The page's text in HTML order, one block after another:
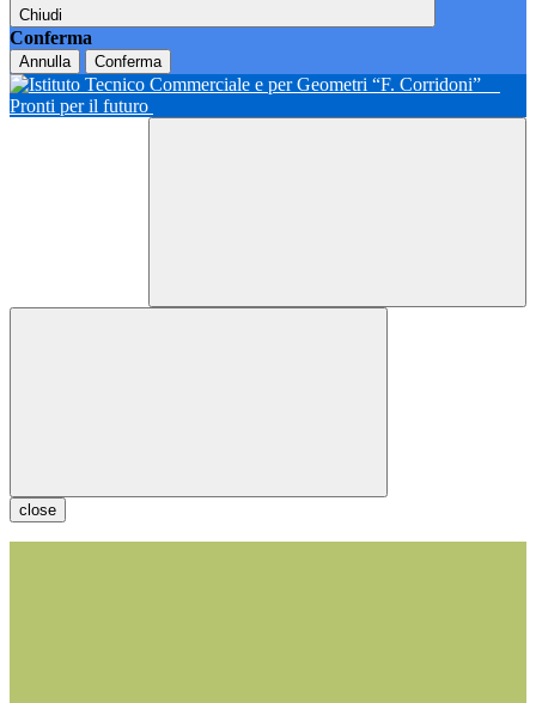
Chiudi
Conferma
Annulla Conferma
Pronti per il futuro
close